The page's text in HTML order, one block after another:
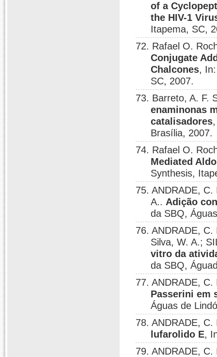
of a
the HIV-1
Itapema, SC,
72. Rafael O.
Conjugate
Chalcones,
SC, 2007.
73. Barreto, A. F.
enaminonas
catalisadores
Brasília, 2007.
74. Rafael O.
Mediated
Synthesis,
75. ANDRADE,
A.. Adição
da SBQ,
76. ANDRADE,
Silva, W. A.;
vitro da
da SBQ,
77. ANDRADE,
Passerini em
Águas de
78. ANDRADE,
lufarolido E,
79. ANDRADE,